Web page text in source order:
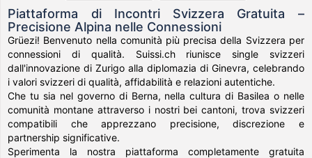
Piattaforma di Incontri Svizzera Gratuita –
Precisione Alpina nelle Connessioni
Grüezi! Benvenuto nella comunità più precisa della Svizzera per
connessioni di qualità. Suissi.ch riunisce single svizzeri
dall'innovazione di Zurigo alla diplomazia di Ginevra, celebrando
i valori svizzeri di qualità, affidabilità e relazioni autentiche.
Che tu sia nel governo di Berna, nella cultura di Basilea o nelle
comunità montane attraverso i nostri bei cantoni, trova svizzeri
compatibili che apprezzano precisione, discrezione e
partnership significative.
Sperimenta la nostra piattaforma completamente gratuita